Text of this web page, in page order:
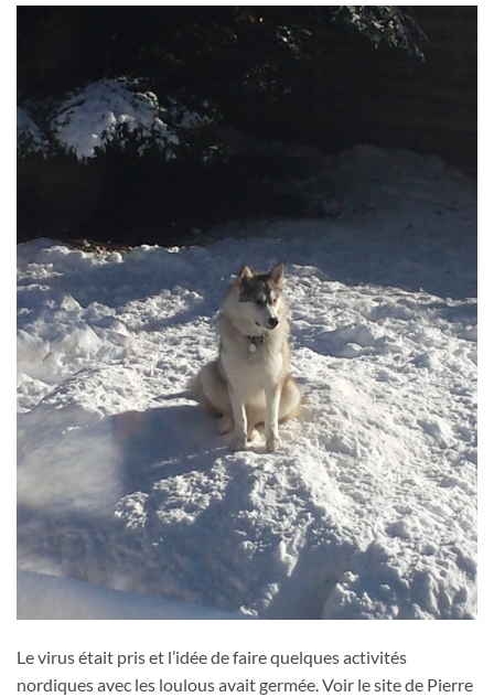
Le virus était pris et l’idée de faire quelques activités
nordiques avec les loulous avait germée. Voir le site de Pierre